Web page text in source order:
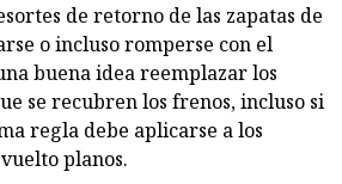
de retorno de las zapatas de
o incluso romperse con el
buena idea reemplazar los
se recubren los frenos, incluso si
regla debe aplicarse a los
planos.